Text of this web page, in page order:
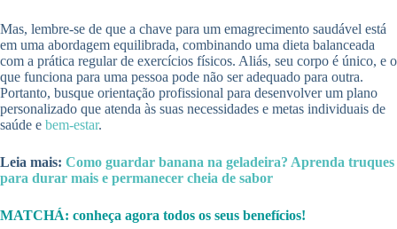
Mas, lembre-se de que a chave para um emagrecimento saudável está
em uma abordagem equilibrada, combinando uma dieta balanceada
com a prática regular de exercícios físicos. Aliás, seu corpo é único, e o
que funciona para uma pessoa pode não ser adequado para outra.
Portanto, busque orientação profissional para desenvolver um plano
personalizado que atenda às suas necessidades e metas individuais de
saúde e bem-estar.
Leia mais: Como guardar banana na geladeira? Aprenda truques
para durar mais e permanecer cheia de sabor
MATCHÁ: conheça agora todos os seus benefícios!